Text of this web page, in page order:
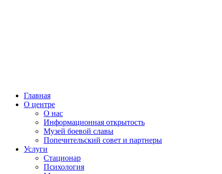
Главная
О центре
О нас
Информационная открытость
Музей боевой славы
Попечительский совет и партнеры
Услуги
Стационар
Психология